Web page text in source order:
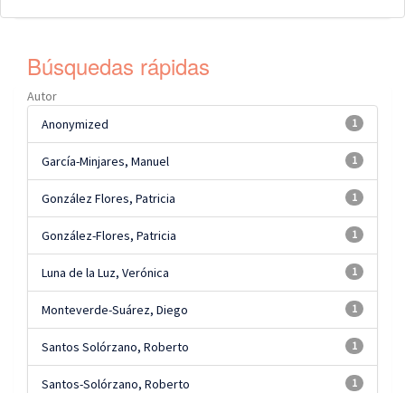
Búsquedas rápidas
Autor
1
Anonymized
1
García-Minjares, Manuel
1
González Flores, Patricia
1
González-Flores, Patricia
1
Luna de la Luz, Verónica
1
Monteverde-Suárez, Diego
1
Santos Solórzano, Roberto
1
Santos-Solórzano, Roberto